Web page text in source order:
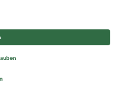
rights reserved